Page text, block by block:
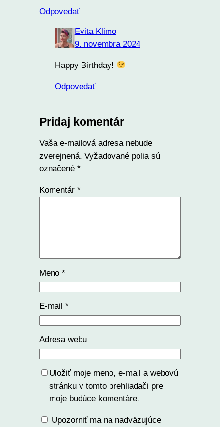
Odpovedať
Evita Klimo
9. novembra 2024
Happy Birthday!
Odpovedať
Pridaj komentár
Vaša e-mailová adresa nebude
zverejnená. Vyžadované polia sú
označené *
Komentár *
Meno *
E-mail *
Adresa webu
Uložiť moje meno, e-mail a webovú
stránku v tomto prehliadači pre
moje budúce komentáre.
Upozorniť ma na nadväzujúce